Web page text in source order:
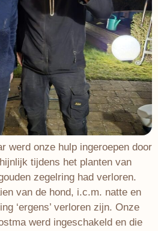
werd onze hulp ingeroepen door
tijdens het planten van
zegelring had verloren.
van de hond, i.c.m. natte en
‘ergens’ verloren zijn. Onze
werd ingeschakeld en die